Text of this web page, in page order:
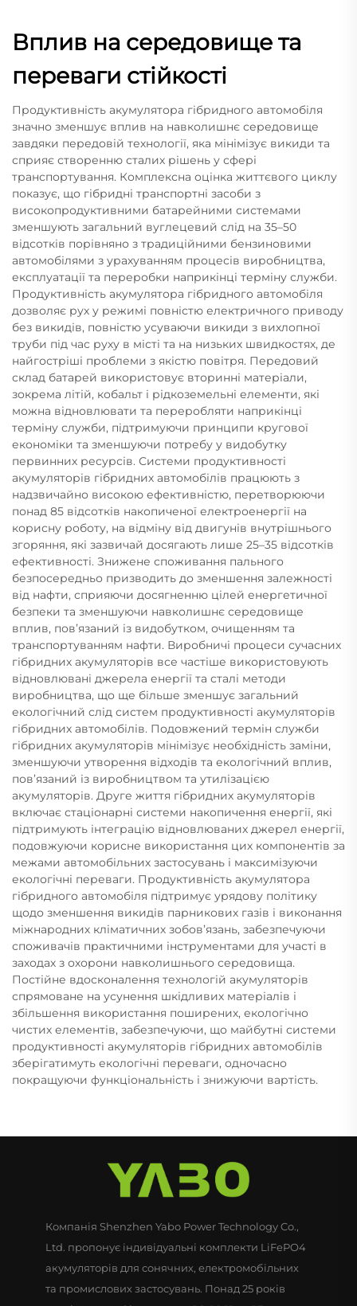
Вплив на середовище та
переваги стійкості
Продуктивність акумулятора гібридного автомобіля
значно зменшує вплив на навколишнє середовище
завдяки передовій технології, яка мінімізує викиди та
сприяє створенню сталих рішень у сфері
транспортування. Комплексна оцінка життєвого циклу
показує, що гібридні транспортні засоби з
високопродуктивними батарейними системами
зменшують загальний вуглецевий слід на 35–50
відсотків порівняно з традиційними бензиновими
автомобілями з урахуванням процесів виробництва,
експлуатації та переробки наприкінці терміну служби.
Продуктивність акумулятора гібридного автомобіля
дозволяє рух у режимі повністю електричного приводу
без викидів, повністю усуваючи викиди з вихлопної
труби під час руху в місті та на низьких швидкостях, де
найгостріші проблеми з якістю повітря. Передовий
склад батарей використовує вторинні матеріали,
зокрема літій, кобальт і рідкоземельні елементи, які
можна відновлювати та переробляти наприкінці
терміну служби, підтримуючи принципи кругової
економіки та зменшуючи потребу у видобутку
первинних ресурсів. Системи продуктивності
акумуляторів гібридних автомобілів працюють з
надзвичайно високою ефективністю, перетворюючи
понад 85 відсотків накопиченої електроенергії на
корисну роботу, на відміну від двигунів внутрішнього
згоряння, які зазвичай досягають лише 25–35 відсотків
ефективності. Знижене споживання пального
безпосередньо призводить до зменшення залежності
від нафти, сприяючи досягненню цілей енергетичної
безпеки та зменшуючи навколишнє середовище
вплив, пов’язаний із видобутком, очищенням та
транспортуванням нафти. Виробничі процеси сучасних
гібридних акумуляторів все частіше використовують
відновлювані джерела енергії та сталі методи
виробництва, що ще більше зменшує загальний
екологічний слід систем продуктивності акумуляторів
гібридних автомобілів. Подовжений термін служби
гібридних акумуляторів мінімізує необхідність заміни,
зменшуючи утворення відходів та екологічний вплив,
пов’язаний із виробництвом та утилізацією
акумуляторів. Друге життя гібридних акумуляторів
включає стаціонарні системи накопичення енергії, які
підтримують інтеграцію відновлюваних джерел енергії,
подовжуючи корисне використання цих компонентів за
межами автомобільних застосувань і максимізуючи
екологічні переваги. Продуктивність акумулятора
гібридного автомобіля підтримує урядову політику
щодо зменшення викидів парникових газів і виконання
міжнародних кліматичних зобов’язань, забезпечуючи
споживачів практичними інструментами для участі в
заходах з охорони навколишнього середовища.
Постійне вдосконалення технологій акумуляторів
спрямоване на усунення шкідливих матеріалів і
збільшення використання поширених, екологічно
чистих елементів, забезпечуючи, що майбутні системи
продуктивності акумуляторів гібридних автомобілів
зберігатимуть екологічні переваги, одночасно
покращуючи функціональність і знижуючи вартість.
Компанія Shenzhen Yabo Power Technology Co.,
Ltd. пропонує індивідуальні комплекти LiFePO4
акумуляторів для сонячних, електромобільних
та промислових застосувань. Понад 25 років